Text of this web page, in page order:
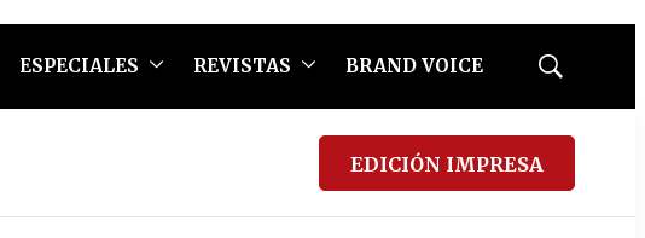
ESPECIALES REVISTAS BRAND VOICE
Mostrar
EDICIÓN IMPRESA